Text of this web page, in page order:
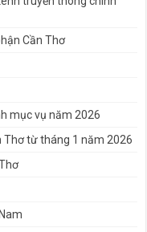
Cần Thơ
mục vụ năm 2026
Thơ từ tháng 1 năm 2026